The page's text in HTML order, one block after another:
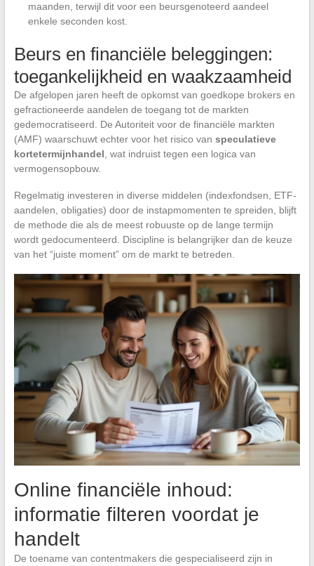
maanden, terwijl dit voor een beursgenoteerd aandeel
enkele seconden kost.
Beurs en financiële beleggingen:
toegankelijkheid en waakzaamheid
De afgelopen jaren heeft de opkomst van goedkope brokers en
gefractioneerde aandelen de toegang tot de markten
gedemocratiseerd. De Autoriteit voor de financiële markten
(AMF) waarschuwt echter voor het risico van speculatieve
kortetermijnhandel, wat indruist tegen een logica van
vermogensopbouw.
Regelmatig investeren in diverse middelen (indexfondsen, ETF-
aandelen, obligaties) door de instapmomenten te spreiden, blijft
de methode die als de meest robuuste op de lange termijn
wordt gedocumenteerd. Discipline is belangrijker dan de keuze
van het “juiste moment” om de markt te betreden.
Online financiële inhoud:
informatie filteren voordat je
handelt
De toename van contentmakers die gespecialiseerd zijn in